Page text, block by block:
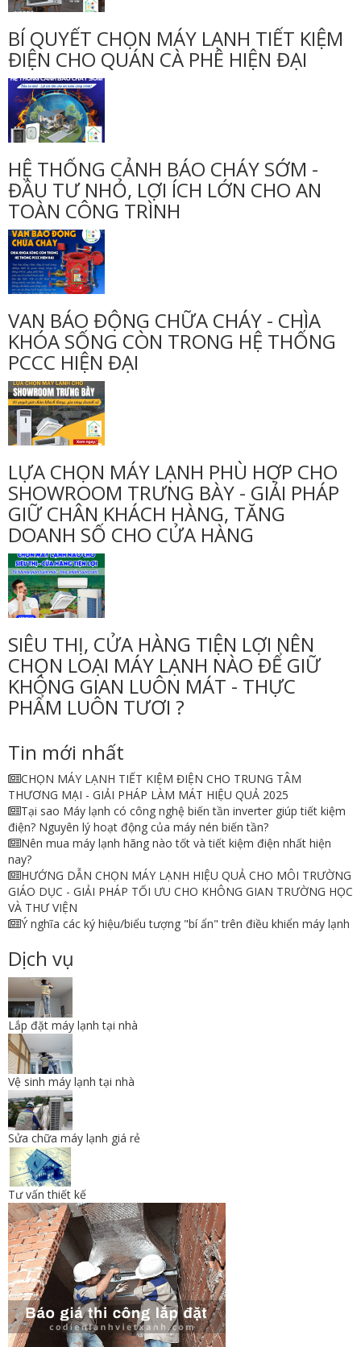
BÍ QUYẾT CHỌN MÁY LẠNH TIẾT KIỆM
ĐIỆN CHO QUÁN CÀ PHÊ HIỆN ĐẠI
HỆ THỐNG CẢNH BÁO CHÁY SỚM -
ĐẦU TƯ NHỎ, LỢI ÍCH LỚN CHO AN
TOÀN CÔNG TRÌNH
VAN BÁO ĐỘNG CHỮA CHÁY - CHÌA
KHÓA SỐNG CÒN TRONG HỆ THỐNG
PCCC HIỆN ĐẠI
LỰA CHỌN MÁY LẠNH PHÙ HỢP CHO
SHOWROOM TRƯNG BÀY - GIẢI PHÁP
GIỮ CHÂN KHÁCH HÀNG, TĂNG
DOANH SỐ CHO CỬA HÀNG
SIÊU THỊ, CỬA HÀNG TIỆN LỢI NÊN
CHỌN LOẠI MÁY LẠNH NÀO ĐỂ GIỮ
KHÔNG GIAN LUÔN MÁT - THỰC
PHẨM LUÔN TƯƠI ?
Tin mới nhất
CHỌN MÁY LẠNH TIẾT KIỆM ĐIỆN CHO TRUNG TÂM
THƯƠNG MẠI - GIẢI PHÁP LÀM MÁT HIỆU QUẢ 2025
Tại sao Máy lạnh có công nghệ biến tần inverter giúp tiết kiệm
điện? Nguyên lý hoạt động của máy nén biến tần?
Nên mua máy lạnh hãng nào tốt và tiết kiệm điện nhất hiện
nay?
HƯỚNG DẪN CHỌN MÁY LẠNH HIỆU QUẢ CHO MÔI TRƯỜNG
GIÁO DỤC - GIẢI PHÁP TỐI ƯU CHO KHÔNG GIAN TRƯỜNG HỌC
VÀ THƯ VIỆN
Ý nghĩa các ký hiệu/biểu tượng "bí ẩn" trên điều khiển máy lạnh
Dịch vụ
Lắp đặt máy lạnh tại nhà
Vệ sinh máy lạnh tại nhà
Sửa chữa máy lạnh giá rẻ
Tư vấn thiết kế